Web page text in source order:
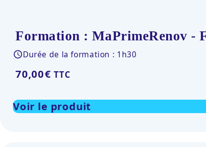
Formation : MaPrimeRenov -
Durée de la formation : 1h30
70,00€ TTC
Voir le produit